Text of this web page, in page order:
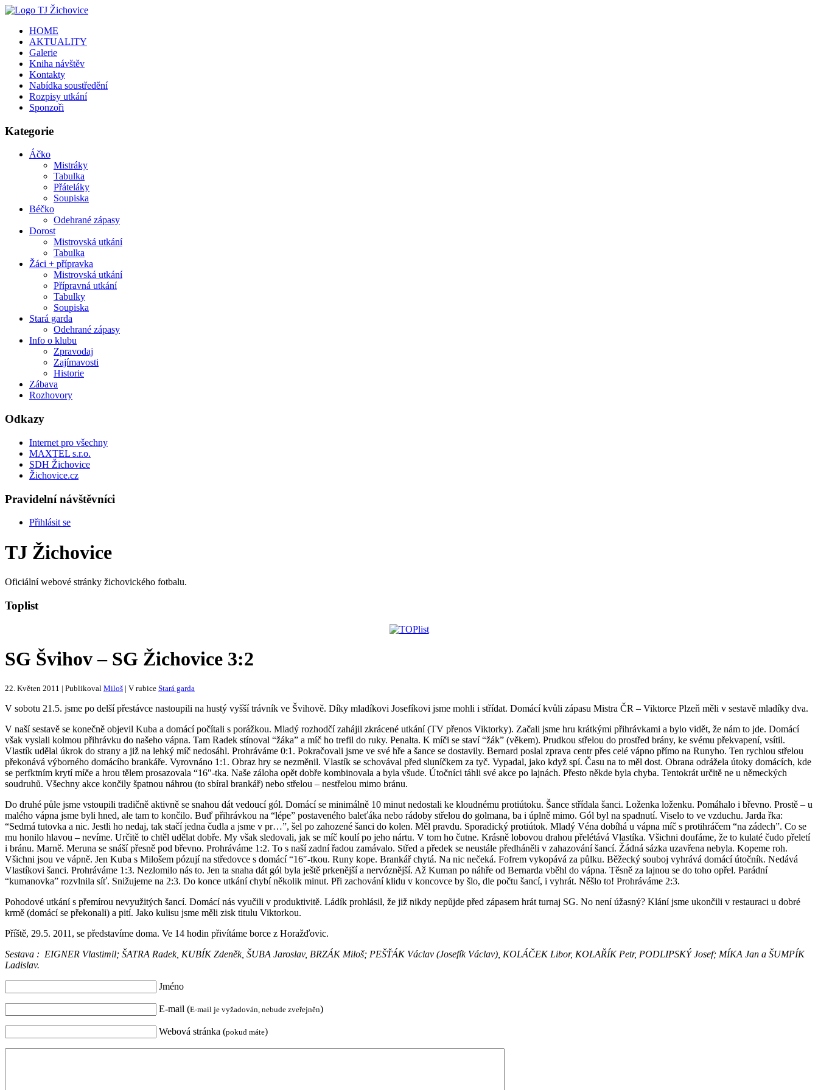
HOME
AKTUALITY
Galerie
Kniha návštěv
Kontakty
Nabídka soustředění
Rozpisy utkání
Sponzoři
Kategorie
Áčko
Mistráky
Tabulka
Přáteláky
Soupiska
Béčko
Odehrané zápasy
Dorost
Mistrovská utkání
Tabulka
Žáci + přípravka
Mistrovská utkání
Přípravná utkání
Tabulky
Soupiska
Stará garda
Odehrané zápasy
Info o klubu
Zpravodaj
Zajímavosti
Historie
Zábava
Rozhovory
Odkazy
Internet pro všechny
MAXTEL s.r.o.
SDH Žichovice
Žichovice.cz
Pravidelní návštěvníci
Přihlásit se
TJ Žichovice
Oficiální webové stránky žichovického fotbalu.
Toplist
SG Švihov – SG Žichovice 3:2
22. Květen 2011 | Publikoval Miloš | V rubice Stará garda
V sobotu 21.5. jsme po delší přestávce nastoupili na hustý vyšší trávník ve Švihově. Díky mladíkovi Josefíkovi jsme mohli i střídat. Domácí kvůli zápasu Mistra ČR – Viktorce Plzeň měli v sestavě mladíky dva.
V naší sestavě se konečně objevil Kuba a domácí počítali s porážkou. Mladý rozhodčí zahájil zkrácené utkání (TV přenos Viktorky). Začali jsme hru krátkými přihrávkami a bylo vidět, že nám to jde. Domácí
však vyslali kolmou přihrávku do našeho vápna. Tam Radek stínoval “žáka” a míč ho trefil do ruky. Penalta. K míči se staví “žák” (věkem). Prudkou střelou do prostřed brány, ke svému překvapení, vsítil.
Vlastík udělal úkrok do strany a již na lehký míč nedosáhl. Prohráváme 0:1. Pokračovali jsme ve své hře a šance se dostavily. Bernard poslal zprava centr přes celé vápno přímo na Runyho. Ten rychlou střelou
překonává výborného domácího brankáře. Vyrovnáno 1:1. Obraz hry se nezměnil. Vlastík se schovával před sluníčkem za tyč. Vypadal, jako když spí. Času na to měl dost. Obrana odrážela útoky domácích, kde
se perfktním krytí míče a hrou tělem prosazovala “16″-tka. Naše záloha opět dobře kombinovala a byla všude. Útočníci táhli své akce po lajnách. Přesto někde byla chyba. Tentokrát určitě ne u německých
soudruhů. Všechny akce končily špatnou náhrou (to sbíral brankář) nebo střelou – nestřelou mimo bránu.
Do druhé půle jsme vstoupili tradičně aktivně se snahou dát vedoucí gól. Domácí se minimálně 10 minut nedostali ke kloudnému protiútoku. Šance střídala šanci. Loženka loženku. Pomáhalo i břevno. Prostě – u
malého vápna jsme byli hned, ale tam to končilo. Buď přihrávkou na “lépe” postaveného baleťáka nebo rádoby střelou do golmana, ba i úplně mimo. Gól byl na spadnutí. Viselo to ve vzduchu. Jarda řka:
“Sedmá tutovka a nic. Jestli ho nedaj, tak stačí jedna čudla a jsme v pr…”, šel po zahozené šanci do kolen. Měl pravdu. Sporadický protiútok. Mladý Véna dobíhá u vápna míč s protihráčem “na zádech”. Co se
mu honilo hlavou – nevíme. Určitě to chtěl udělat dobře. My však sledovali, jak se míč koulí po jeho nártu. V tom ho čutne. Krásně lobovou drahou přelétává Vlastíka. Všichni doufáme, že to kulaté čudo přeletí
i bránu. Marně. Meruna se snáší přesně pod břevno. Prohráváme 1:2. To s naší zadní řadou zamávalo. Střed a předek se neustále předháněli v zahazování šancí. Žádná sázka uzavřena nebyla. Kopeme roh.
Všichni jsou ve vápně. Jen Kuba s Milošem pózují na středovce s domácí “16″-tkou. Runy kope. Brankář chytá. Na nic nečeká. Fofrem vykopává za půlku. Běžecký souboj vyhrává domácí útočník. Nedává
Vlastíkovi šanci. Prohráváme 1:3. Nezlomilo nás to. Jen ta snaha dát gól byla ještě prkenější a nervóznější. Až Kuman po náhře od Bernarda vběhl do vápna. Těsně za lajnou se do toho opřel. Parádní
“kumanovka” rozvlnila síť. Snižujeme na 2:3. Do konce utkání chybí několik minut. Při zachování klidu v koncovce by šlo, dle počtu šancí, i vyhrát. Něšlo to! Prohráváme 2:3.
Pohodové utkání s přemírou nevyužitých šancí. Domácí nás vyučili v produktivitě. Ládík prohlásil, že již nikdy nepůjde před zápasem hrát turnaj SG. No není úžasný? Klání jsme ukončili v restauraci u dobré
krmě (domácí se překonali) a pití. Jako kulisu jsme měli zisk titulu Viktorkou.
Příště, 29.5. 2011, se představíme doma. Ve 14 hodin přivítáme borce z Horažďovic.
Sestava : EIGNER Vlastimil; ŠATRA Radek, KUBÍK Zdeněk, ŠUBA Jaroslav, BRZÁK Miloš; PEŠŤÁK Václav (Josefík Václav), KOLÁČEK Libor, KOLAŘÍK Petr, PODLIPSKÝ Josef; MÍKA Jan a ŠUMPÍK
Ladislav.
Jméno
E-mail (E-mail je vyžadován, nebude zveřejněn)
Webová stránka (pokud máte)